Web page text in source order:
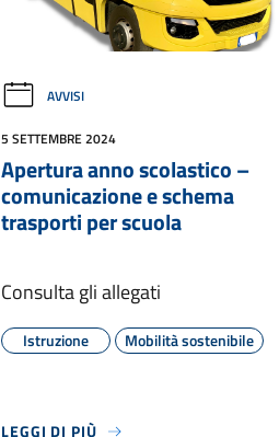
AVVISI
5 SETTEMBRE 2024
Apertura anno scolastico –
comunicazione e schema
trasporti per scuola
Consulta gli allegati
Istruzione Mobilità sostenibile
LEGGI DI PIÙ